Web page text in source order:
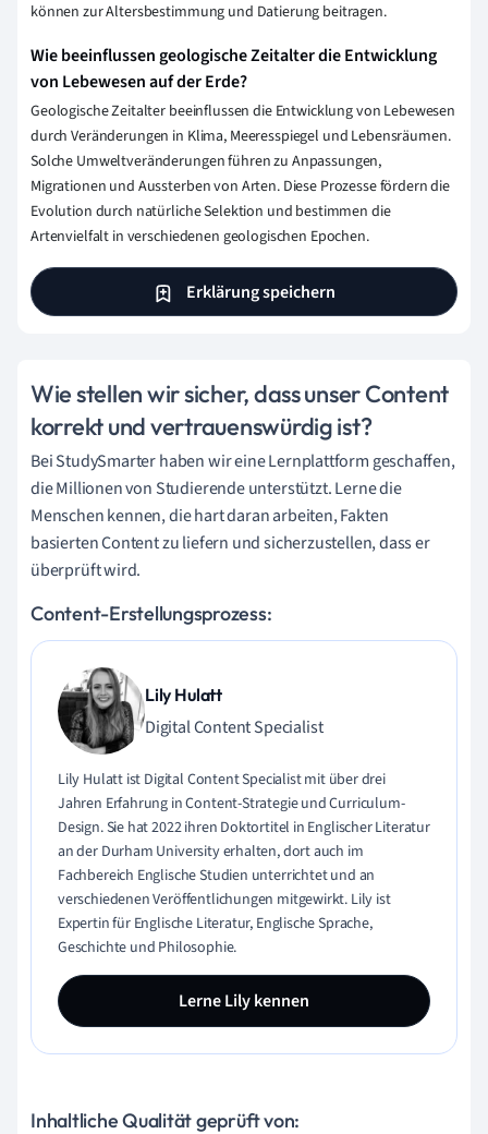
können zur Altersbestimmung und Datierung beitragen.
Wie beeinflussen geologische Zeitalter die Entwicklung
von Lebewesen auf der Erde?
Geologische Zeitalter beeinflussen die Entwicklung von Lebewesen
durch Veränderungen in Klima, Meeresspiegel und Lebensräumen.
Solche Umweltveränderungen führen zu Anpassungen,
Migrationen und Aussterben von Arten. Diese Prozesse fördern die
Evolution durch natürliche Selektion und bestimmen die
Artenvielfalt in verschiedenen geologischen Epochen.
Erklärung speichern
Wie stellen wir sicher, dass unser Content
korrekt und vertrauenswürdig ist?
Bei StudySmarter haben wir eine Lernplattform geschaffen,
die Millionen von Studierende unterstützt. Lerne die
Menschen kennen, die hart daran arbeiten, Fakten
basierten Content zu liefern und sicherzustellen, dass er
überprüft wird.
Content-Erstellungsprozess:
Lily Hulatt
Digital Content Specialist
Lily Hulatt ist Digital Content Specialist mit über drei
Jahren Erfahrung in Content-Strategie und Curriculum-
Design. Sie hat 2022 ihren Doktortitel in Englischer Literatur
an der Durham University erhalten, dort auch im
Fachbereich Englische Studien unterrichtet und an
verschiedenen Veröffentlichungen mitgewirkt. Lily ist
Expertin für Englische Literatur, Englische Sprache,
Geschichte und Philosophie.
Lerne Lily kennen
Inhaltliche Qualität geprüft von: